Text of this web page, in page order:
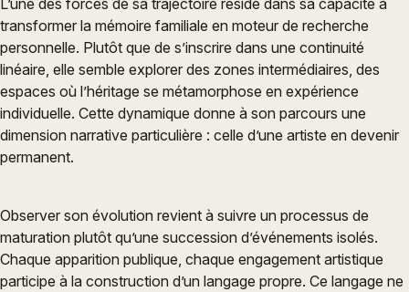
L’une des forces de sa trajectoire réside dans sa capacité à
transformer la mémoire familiale en moteur de recherche
personnelle. Plutôt que de s’inscrire dans une continuité
linéaire, elle semble explorer des zones intermédiaires, des
espaces où l’héritage se métamorphose en expérience
individuelle. Cette dynamique donne à son parcours une
dimension narrative particulière : celle d’une artiste en devenir
permanent.
Observer son évolution revient à suivre un processus de
maturation plutôt qu’une succession d’événements isolés.
Chaque apparition publique, chaque engagement artistique
participe à la construction d’un langage propre. Ce langage ne